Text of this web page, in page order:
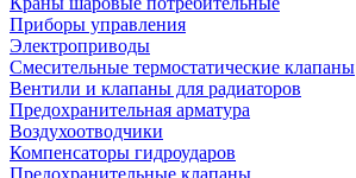
Приборы управления
Электроприводы
Смесительные термостатические клапаны
Вентили и клапаны для радиаторов
Предохранительная арматура
Воздухоотводчики
Компенсаторы гидроударов
Предохранительные клапаны